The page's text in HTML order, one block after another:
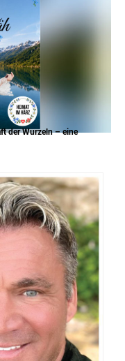
der Wurzeln – eine